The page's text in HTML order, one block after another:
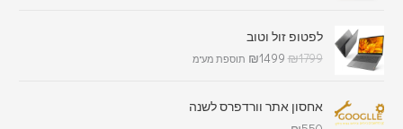
לפטופ זול וטוב
₪1799
₪1499 תוספת מע"מ
אחסון אתר וורדפרס לשנה